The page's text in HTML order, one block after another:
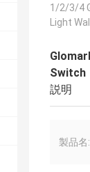
1/2/3/4
Light
Switch
説明
製品名: